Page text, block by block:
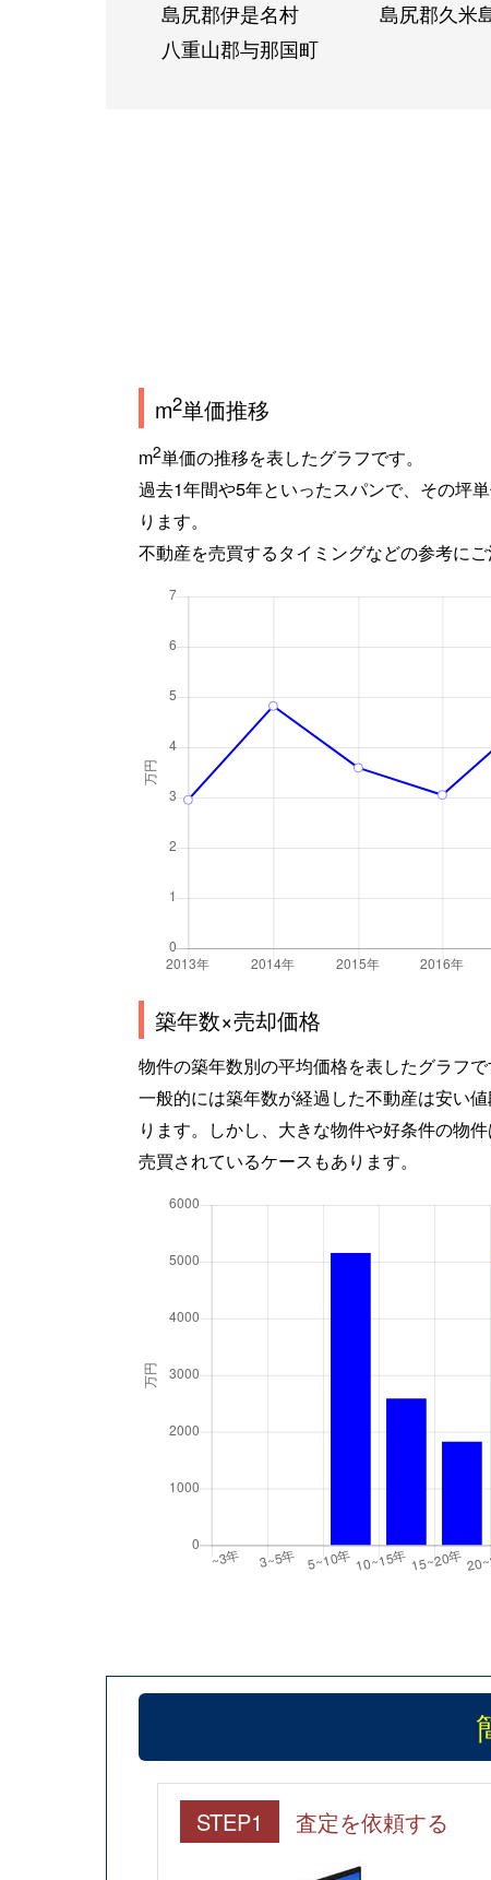
島尻郡伊是名村
島尻郡久米
八重山郡与那国町
m2単価推移
m2単価の推移を表したグラフです。
過去1年間や5年といったスパンで、その坪
ります。
不動産を売買するタイミングなどの参考にご
築年数×売却価格
物件の築年数別の平均価格を表したグラフで
一般的には築年数が経過した不動産は安い
ります。しかし、大きな物件や好条件の物
売買されているケースもあります。
STEP1 査定を依頼する